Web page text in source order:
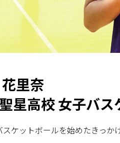
里奈
星高校 女子バ
スケットボールを始めたきっか